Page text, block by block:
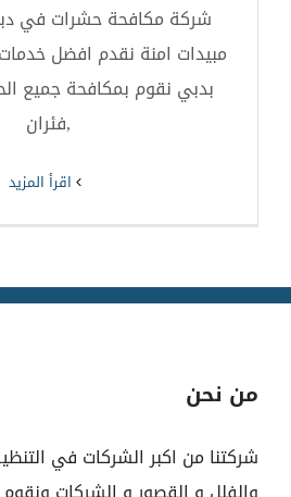
مبيدات امنة نقدم افضل
بدبي نقوم بمكافحة جميع
,فئران
من نحن
شركتنا من اكبر الشركات في